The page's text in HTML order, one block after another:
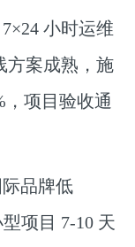
小时运维
方案成熟，施
，项目验收通
品牌低
项目 7-10 天